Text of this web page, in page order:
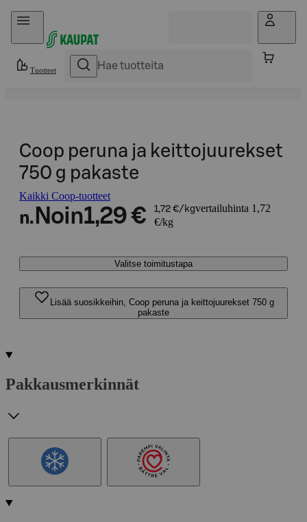
Hyppää sisältöön
Tuotteet
Coop peruna ja keittojuurekset
750 g pakaste
Kaikki Coop-tuotteet
n. Noin1,29 € 1,72 €/kgvertailuhinta 1,72
€/kg
Valitse toimitustapa
Lisää suosikkeihin, Coop peruna ja keittojuurekset 750 g
pakaste
Pakkausmerkinnät